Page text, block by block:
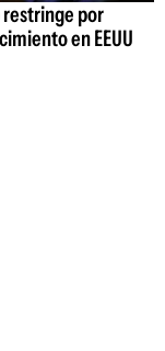
restringe por
en EEUU